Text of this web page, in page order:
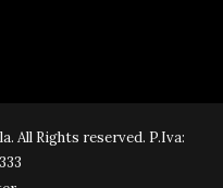
All Rights reserved. P.Iva: